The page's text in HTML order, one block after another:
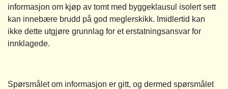
informasjon om kjøp av tomt med byggeklausul isolert sett
kan innebære brudd på god meglerskikk. Imidlertid kan
ikke dette utgjøre grunnlag for et erstatningsansvar for
innklagede.
Spørsmålet om informasjon er gitt, og dermed spørsmålet